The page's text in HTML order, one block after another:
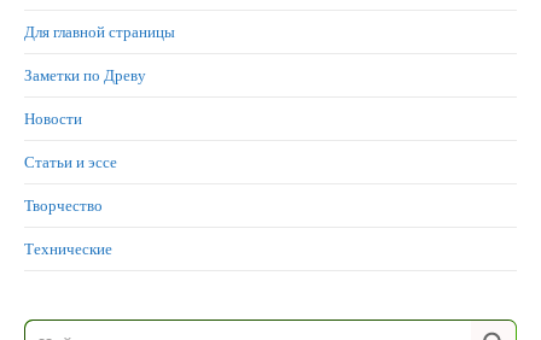
Для главной страницы
Заметки по Древу
Новости
Статьи и эссе
Творчество
Технические